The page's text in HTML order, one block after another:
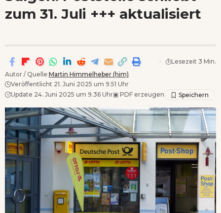
zum 31. Juli +++ aktualisiert
Autor / Quelle:Martin Himmelheber (him)
Veröffentlicht 21. Juni 2025 um 9.51 Uhr
Update 24. Juni 2025 um 9.36 Uhr▣ PDF erzeugen
Lesezeit 3 Min.